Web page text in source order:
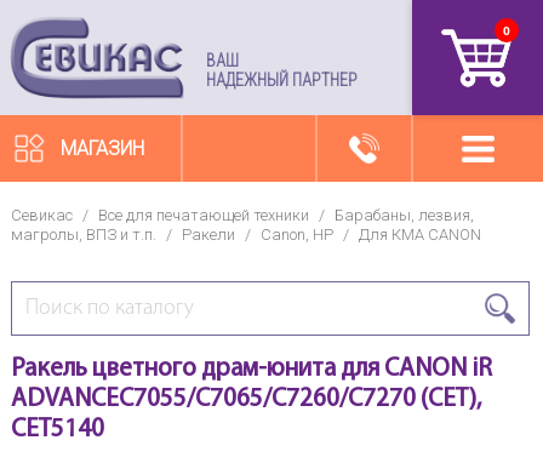
ВАШ
НАДЕЖНЫЙ ПАРТНЕР
0
МАГАЗИН
Севикас / Все для печатающей техники /
Барабаны, лезвия,
магролы, ВПЗ и т.п. / Ракели / Canon, HP / Для КМА CANON
Ракель цветного драм-юнита для CANON iR
ADVANCEC7055/C7065/C7260/C7270 (CET),
CET5140